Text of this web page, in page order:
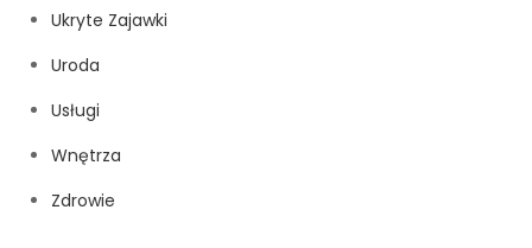
Ukryte Zajawki
Uroda
Usługi
Wnętrza
Zdrowie